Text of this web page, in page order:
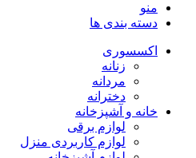
منو
دسته بندی ها
اکسسوری
زنانه
مردانه
دخترانه
خانه و آشپزخانه
لوازم برقی
لوازم کاربردی منزل